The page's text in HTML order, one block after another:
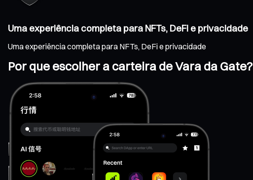
Uma experiência completa para NFTs, DeFi e privacidade
Uma experiência completa para NFTs, DeFi e privacidade
Por que escolher a carteira de Vara da Gate?